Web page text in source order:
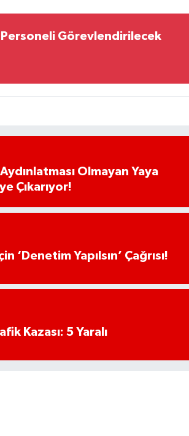
Personeli Görevlendirilecek
Olmayan Yaya
Çıkarıyor!
‘Denetim Yapılsın’ Çağrısı!
Kazası: 5 Yaralı